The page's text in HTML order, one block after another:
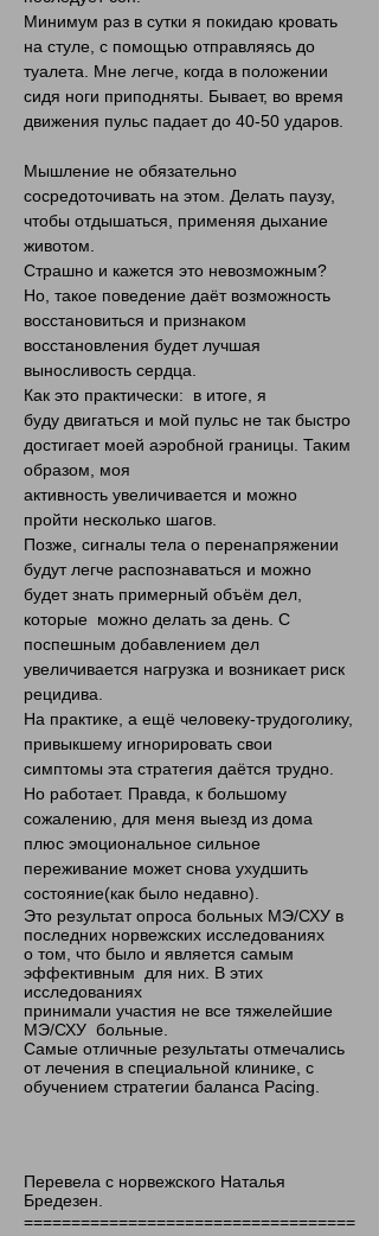
Минимум раз в сутки я покидаю кровать
на стуле, с помощью отправляясь до
туалета. Мне легче, когда в положении
сидя ноги приподняты. Бывает, во время
движения пульс падает до 40-50 ударов.
Мышление не обязательно
сосредоточивать на этом. Делать паузу,
чтобы отдышаться, применяя дыхание
животом.
Страшно и кажется это невозможным?
Но, такое поведение даёт возможность
восстановиться и признаком
восстановления будет лучшая
выносливость сердца.
Как это практически: в итоге, я
буду двигаться и мой пульс не так быстро
достигает моей аэробной границы. Таким
образом, моя
активность увеличивается и можно
пройти несколько шагов.
Позже, сигналы тела о перенапряжении
будут легче распознаваться и можно
будет знать примерный объём дел,
которые можно делать за день. С
поспешным добавлением дел
увеличивается нагрузка и возникает риск
рецидива.​
На практике, а ещё человеку-трудоголику,
привыкшему игнорировать свои
симптомы эта стратегия даётся трудно.
Но работает. Правда, к большому
сожалению, для меня выезд из дома
плюс эмоциональное сильное
переживание может снова ухудшить
состояние(как было недавно).
Это результат опроса больных МЭ/СХУ в
последних норвежских исследованиях
о том, что было и является самым
эффективным для них. В этих
исследованиях
принимали участия не все тяжелейшие
МЭ/СХУ больные.
Самые отличные результаты отмечались
от лечения в специальной клинике, с
обучением стратегии баланса Pacing.
Перевела с норвежского Наталья
Бредезен.
===================================